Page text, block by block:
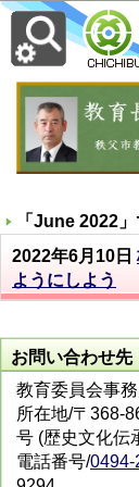
「 June 2022
2022年6月10日
ようにしよう
お問い合わせ先
教育委員会事
所在地/〒368-
号 (歴史文化伝
電話番号/0494-